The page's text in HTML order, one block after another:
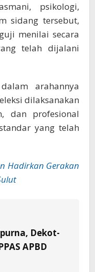
psikologi,
sidang tersebut,
menilai secara
telah dijalani
arahannya
dilaksanakan
dan profesional
yang telah
Hadirkan Gerakan
Dekot-
APBD